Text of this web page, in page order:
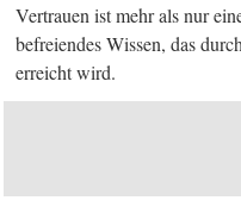
Vertrauen ist mehr als nur
befreiendes Wissen, das
erreicht wird.